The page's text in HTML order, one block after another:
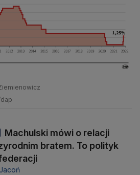
Machulski mówi o relacji
bratem. To polityk